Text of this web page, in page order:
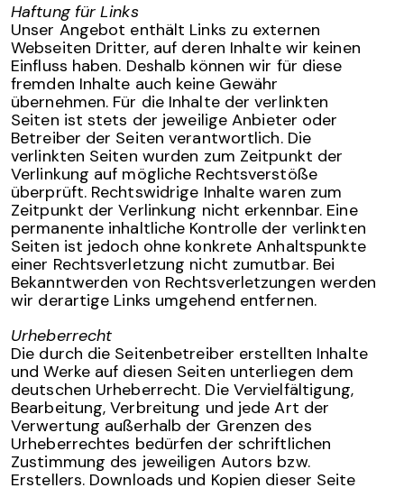
Haftung für Links
Unser Angebot enthält Links zu externen
Webseiten Dritter, auf deren Inhalte wir keinen
Einfluss haben. Deshalb können wir für diese
fremden Inhalte auch keine Gewähr
übernehmen. Für die Inhalte der verlinkten
Seiten ist stets der jeweilige Anbieter oder
Betreiber der Seiten verantwortlich. Die
verlinkten Seiten wurden zum Zeitpunkt der
Verlinkung auf mögliche Rechtsverstöße
überprüft. Rechtswidrige Inhalte waren zum
Zeitpunkt der Verlinkung nicht erkennbar. Eine
permanente inhaltliche Kontrolle der verlinkten
Seiten ist jedoch ohne konkrete Anhaltspunkte
einer Rechtsverletzung nicht zumutbar. Bei
Bekanntwerden von Rechtsverletzungen werden
wir derartige Links umgehend entfernen.
Urheberrecht
Die durch die Seitenbetreiber erstellten Inhalte
und Werke auf diesen Seiten unterliegen dem
deutschen Urheberrecht. Die Vervielfältigung,
Bearbeitung, Verbreitung und jede Art der
Verwertung außerhalb der Grenzen des
Urheberrechtes bedürfen der schriftlichen
Zustimmung des jeweiligen Autors bzw.
Erstellers. Downloads und Kopien dieser Seite